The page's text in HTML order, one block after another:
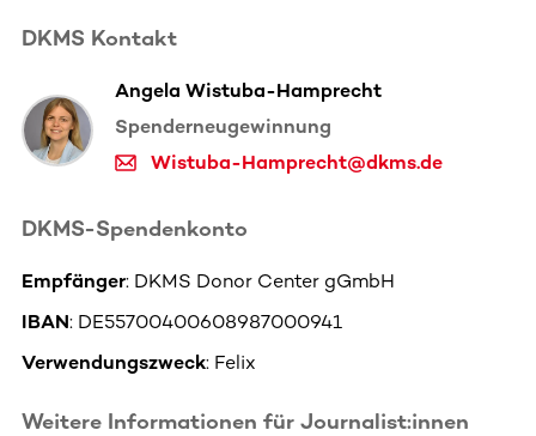
DKMS Kontakt
Angela Wistuba-Hamprecht
Spenderneugewinnung
Wistuba-Hamprecht@dkms.de
DKMS-Spendenkonto
Empfänger: DKMS Donor Center gGmbH
IBAN: DE55700400608987000941
Verwendungszweck: Felix
Weitere Informationen für Journalist:innen